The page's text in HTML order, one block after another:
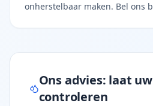
onherstelbaar maken. Bel ons
Ons advies: laat
controleren